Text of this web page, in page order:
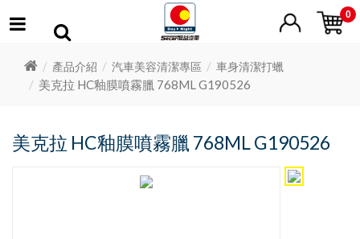
0
產品介紹 汽車美容清潔專區 車身清潔打蠟
美克拉 HC釉膜噴霧臘 768ML G190526
美克拉 HC釉膜噴霧臘 768ML G190526